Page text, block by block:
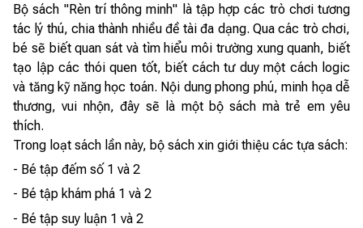
Bộ sách "Rèn trí thông minh" là tập hợp các trò chơi tương
tác lý thú, chia thành nhiều đề tài đa dạng. Qua các trò chơi,
bé sẽ biết quan sát và tìm hiểu môi trường xung quanh, biết
tạo lập các thói quen tốt, biết cách tư duy một cách logic
và tăng kỹ năng học toán. Nội dung phong phú, minh họa dễ
thương, vui nhộn, đây sẽ là một bộ sách mà trẻ em yêu
thích.
Trong loạt sách lần này, bộ sách xin giới thiệu các tựa sách:
- Bé tập đếm số 1 và 2
- Bé tập khám phá 1 và 2
- Bé tập suy luận 1 và 2